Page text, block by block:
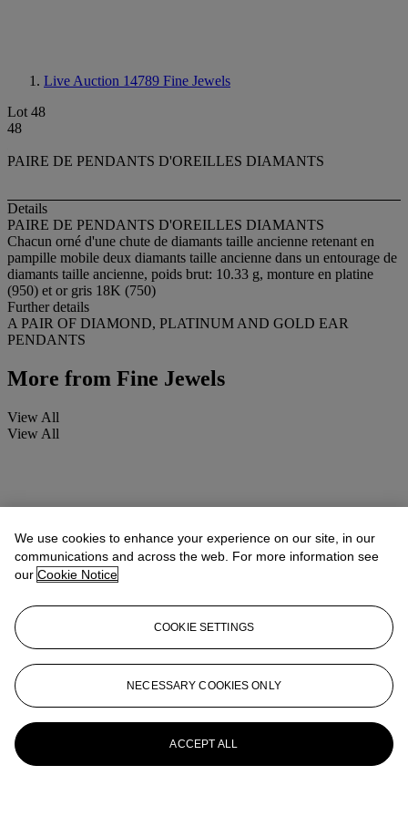
Live Auction 14789 Fine Jewels
Lot 48
48
PAIRE DE PENDANTS D'OREILLES DIAMANTS
Details
PAIRE DE PENDANTS D'OREILLES DIAMANTS
Chacun orné d'une chute de diamants taille ancienne retenant en
pampille mobile deux diamants taille ancienne dans un entourage de
diamants taille ancienne, poids brut: 10.33 g, monture en platine
(950) et or gris 18K (750)
Further details
A PAIR OF DIAMOND, PLATINUM AND GOLD EAR
PENDANTS
More from Fine Jewels
View All
View All
We use cookies to enhance your experience on our site, in our
communications and across the web. For more information see
our Cookie Notice
COOKIE SETTINGS
NECESSARY COOKIES ONLY
ACCEPT ALL